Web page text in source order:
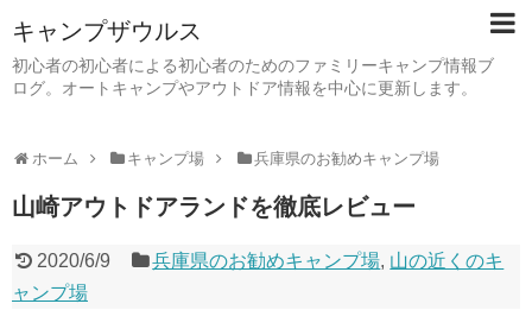
キャンプザウルス
初心者の初心者による初心者のためのファミリーキャンプ情報ブ
ログ。オートキャンプやアウトドア情報を中心に更新します。
ホーム キャンプ場 兵庫県のお勧めキャンプ場
山崎アウトドアランドを徹底レビュー
2020/6/9 兵庫県のお勧めキャンプ場, 山の近くのキ
ャンプ場